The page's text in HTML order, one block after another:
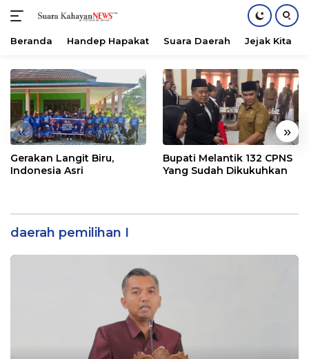
konten
Beranda Handep Hapakat Suara Daerah Jejak Kita
« »
Gerakan Langit Biru,
Indonesia Asri
Bupati Melantik 132 CPNS
Yang Sudah Dikukuhkan
daerah pemilihan I